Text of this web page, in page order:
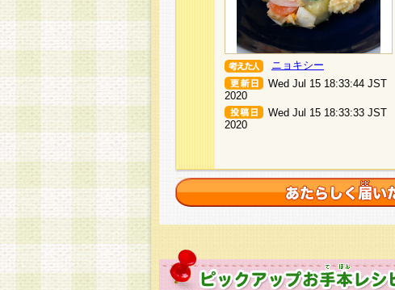
ニョキシー
Wed Jul 15 18:33:44 JST
2020
Wed Jul 15 18:33:33 JST
2020